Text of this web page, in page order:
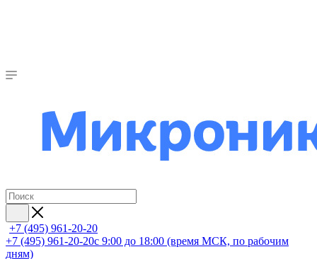
+7 (495) 961-20-20
+7 (495) 961-20-20с 9:00 до 18:00 (время МСК, по рабочим
дням)